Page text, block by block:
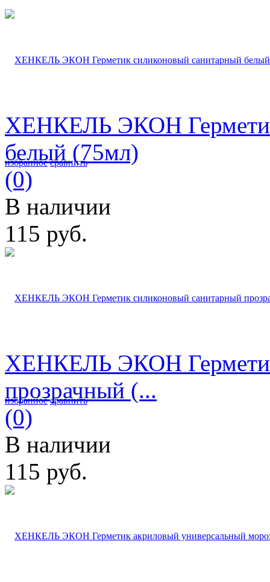
избранное сравнить
ХЕНКЕЛЬ ЭКОН
белый (75мл)
(0)
В наличии
115 руб.
избранное сравнить
ХЕНКЕЛЬ ЭКОН
прозрачный (...
(0)
В наличии
115 руб.